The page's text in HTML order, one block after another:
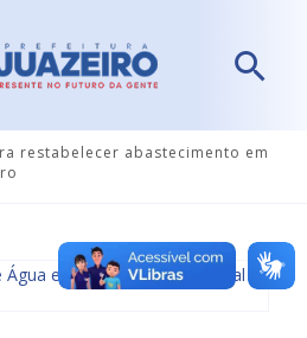
restabelecer abastecimento em
e Saneamento Ambiental -